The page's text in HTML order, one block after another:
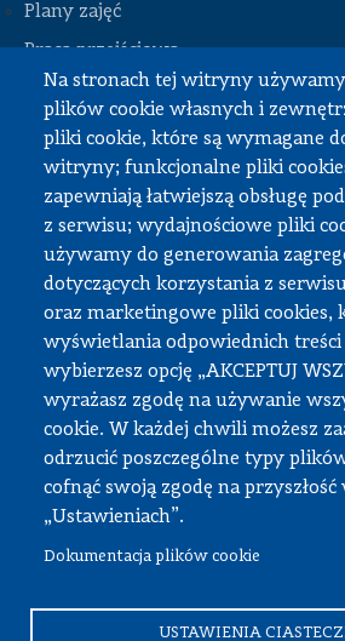
Na stronach tej witryny
plików cookie własnych i
pliki cookie, które są wymagane
witryny; funkcjonalne pliki
zapewniają łatwiejszą obsługę
z serwisu; wydajnościowe pliki
używamy do generowania
dotyczących korzystania z
oraz marketingowe pliki cookies,
wyświetlania odpowiednich treści
wybierzesz opcję „AKCEPTUJ
wyrażasz zgodę na używanie
cookie. W każdej chwili możesz
odrzucić poszczególne typy
cofnąć swoją zgodę na przyszłość
„Ustawieniach”.
Dokumentacja plików cookie
USTAWIENIA
STOPKA
Plany zajęć
Praca przejściowa
Praca dyplomowa
Praktyki studenckie
Dokumenty do pobrania
Strefa pracownika
APD
SAP PW
Intranet
Sprawy socjalne
Repozytorium
Wydział Samochodów i Maszyn Roboczych